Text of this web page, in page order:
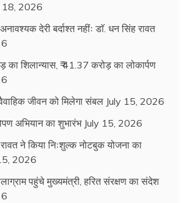
18, 2026
अनावश्यक देरी बर्दाश्त नहींः डाॅ. धन सिंह रावत
का शिलान्यास, ₹ 41.37 करोड़ का लोकार्पण
जीवन को मिलेगा संबल July 15, 2026
अभियान का शुभारंभ July 15, 2026
रावत ने किया निःशुल्क नोटबुक योजना का
2026
पहुंचे मुख्यमंत्री, हरित संरक्षण का संदेश